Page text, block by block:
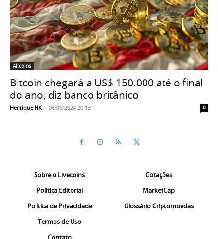
Altcoins
Bitcoin chegará a US$ 150.000 até o final
do ano, diz banco britânico
Henrique HK - 06/06/2024 20:13 0
Sobre o Livecoins
Politica Editorial
Política de Privacidade
Termos de Uso
Contato
Cotações
MarketCap
Glossário Criptomoedas